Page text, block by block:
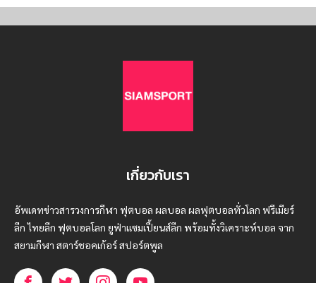
เกี่ยวกับเรา
อัพเดทข่าวสารวงการกีฬา ฟุตบอล ผลบอล ผลฟุตบอลทั่วโลก ฟรีเมียร์
ลีก ไทยลีก ฟุตบอลโลก ยูฟ่าแซมเปี้ยนส์ลีก พร้อมทั้งวิเคราะห์บอล จาก
สยามกีฬา สตาร์ชอคเก้อร์ สปอร์ตพูล